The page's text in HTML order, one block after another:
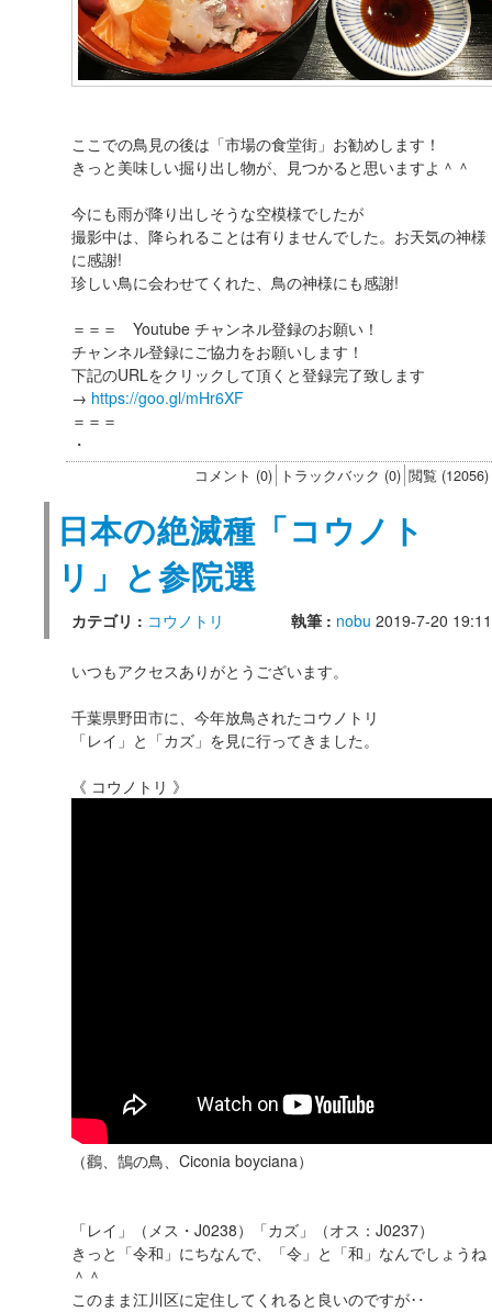
ここでの鳥見の後は「市場の食堂街」お勧めします！
きっと美味しい掘り出し物が、見つかると思いますよ＾＾
今にも雨が降り出しそうな空模様でしたが
撮影中は、降られることは有りませんでした。お天気の神様
に感謝!
珍しい鳥に会わせてくれた、鳥の神様にも感謝!
＝＝＝ Youtube チャンネル登録のお願い！
チャンネル登録にご協力をお願いします！
下記のURLをクリックして頂くと登録完了致します
→ https://goo.gl/mHr6XF
＝＝＝
・
コメント (0) トラックバック (0) 閲覧 (12056)
日本の絶滅種「コウノト
リ」と参院選
カテゴリ : コウノトリ 執筆 : nobu 2019-7-20 19:11
いつもアクセスありがとうございます。
千葉県野田市に、今年放鳥されたコウノトリ
「レイ」と「カズ」を見に行ってきました。
《 コウノトリ 》
（鸛、鵠の鳥、Ciconia boyciana）
「レイ」（メス・J0238）「カズ」（オス：J0237）
きっと「令和」にちなんで、「令」と「和」なんでしょうね
＾＾
このまま江川区に定住してくれると良いのですが‥